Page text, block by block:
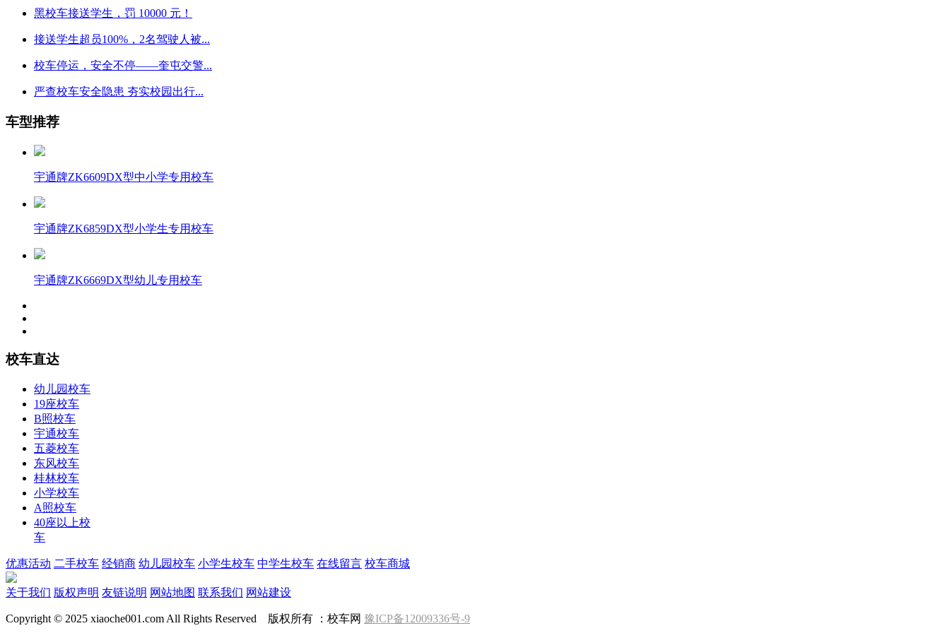
黑校车接送学生，罚 10000 元！
接送学生超员100%，2名驾驶人被...
校车停运，安全不停——奎屯交警...
严查校车安全隐患 夯实校园出行...
车型推荐
宇通牌ZK6609DX型中小学专用校车
宇通牌ZK6859DX型小学生专用校车
宇通牌ZK6669DX型幼儿专用校车
校车直达
幼儿园校车
19座校车
B照校车
宇通校车
五菱校车
东风校车
桂林校车
小学校车
A照校车
40座以上校
车
优惠活动 二手校车 经销商 幼儿园校车 小学生校车 中学生校车 在线留言 校车商城
关于我们 版权声明 友链说明 网站地图 联系我们 网站建设
Copyright © 2025 xiaoche001.com All Rights Reserved 版权所有 ：校车网 豫ICP备12009336号-9